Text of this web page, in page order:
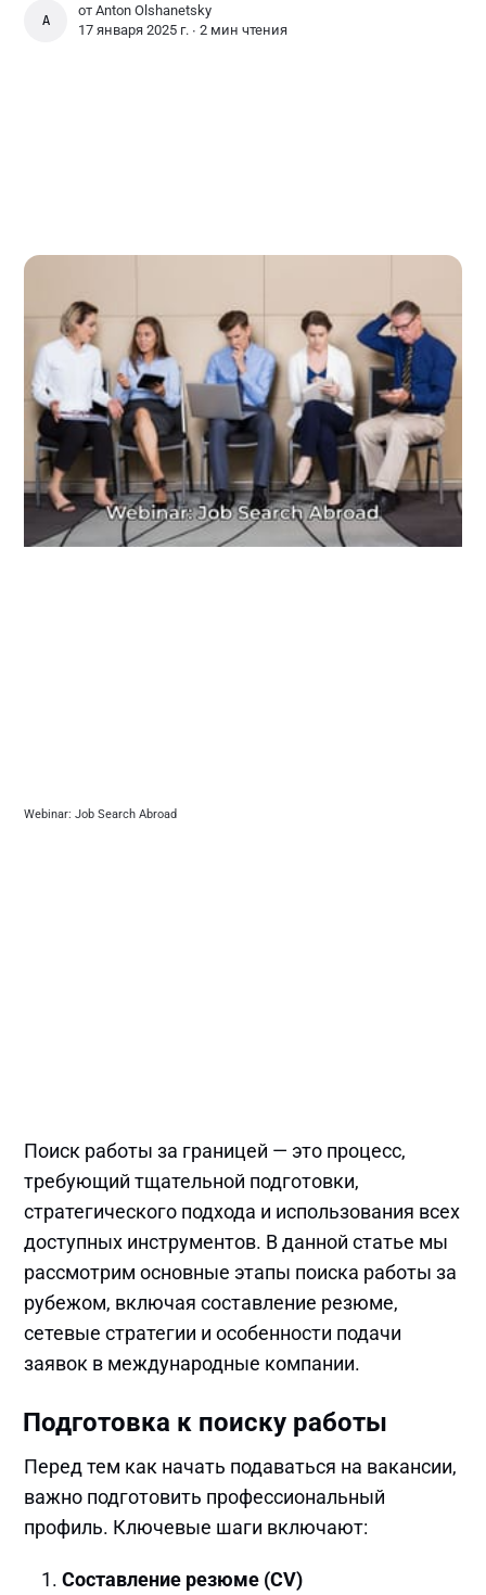
ANTON OLSHANETSKY
отAnton Olshanetsky
17 января 2025 г. ∙2 мин чтения
Webinar: Job Search Abroad
Поиск работы за границей — это процесс,
требующий тщательной подготовки,
стратегического подхода и использования всех
доступных инструментов. В данной статье мы
рассмотрим основные этапы поиска работы за
рубежом, включая составление резюме,
сетевые стратегии и особенности подачи
заявок в международные компании.
Подготовка к поиску работы
Перед тем как начать подаваться на вакансии,
важно подготовить профессиональный
профиль. Ключевые шаги включают:
Составление резюме (CV)